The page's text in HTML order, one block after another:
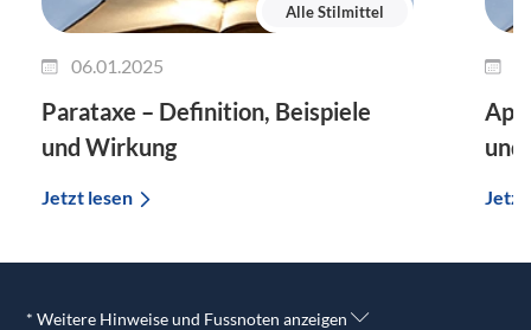
Alle Stilmittel
06.01.2025
Parataxe – Definition, Beispiele
und Wirkung
Jetzt lesen
* Weitere Hinweise und Fussnoten anzeigen